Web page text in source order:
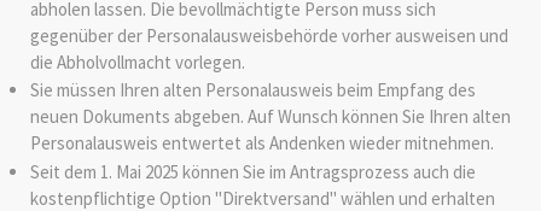
abholen lassen. Die bevollmächtigte Person muss sich
gegenüber der Personalausweisbehörde vorher ausweisen und
die Abholvollmacht vorlegen.
Sie müssen Ihren alten Personalausweis beim Empfang des
neuen Dokuments abgeben. Auf Wunsch können Sie Ihren alten
Personalausweis entwertet als Andenken wieder mitnehmen.
Seit dem 1. Mai 2025 können Sie im Antragsprozess auch die
kostenpflichtige Option "Direktversand" wählen und erhalten